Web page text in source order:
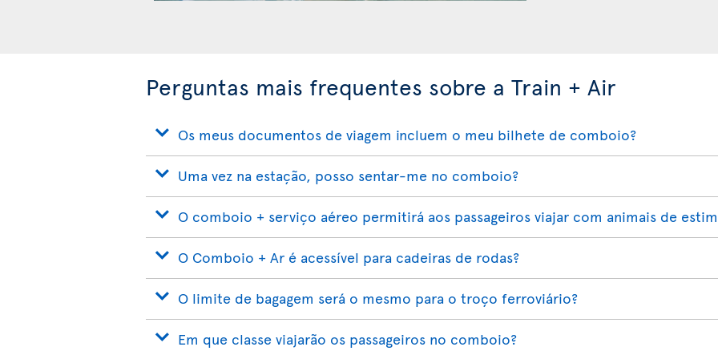
Perguntas mais frequentes sobre a Train + Air
Os meus documentos de viagem incluem o meu bilhete de comboio?
Uma vez na estação, posso sentar-me no comboio?
O comboio + serviço aéreo permitirá aos passageiros viajar com animais de
O Comboio + Ar é acessível para cadeiras de rodas?
O limite de bagagem será o mesmo para o troço ferroviário?
Em que classe viajarão os passageiros no comboio?